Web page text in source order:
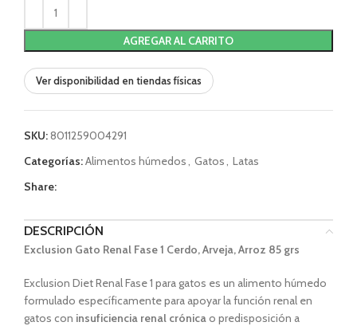
AGREGAR AL CARRITO
Ver disponibilidad en tiendas físicas
SKU:8011259004291
Categorías:Alimentos húmedos, Gatos, Latas
Share:
DESCRIPCIÓN
Exclusion Gato Renal Fase 1 Cerdo, Arveja, Arroz 85 grs
Exclusion Diet Renal Fase 1 para gatos es un alimento húmedo
formulado específicamente para apoyar la función renal en
gatos con insuficiencia renal crónicao predisposición a